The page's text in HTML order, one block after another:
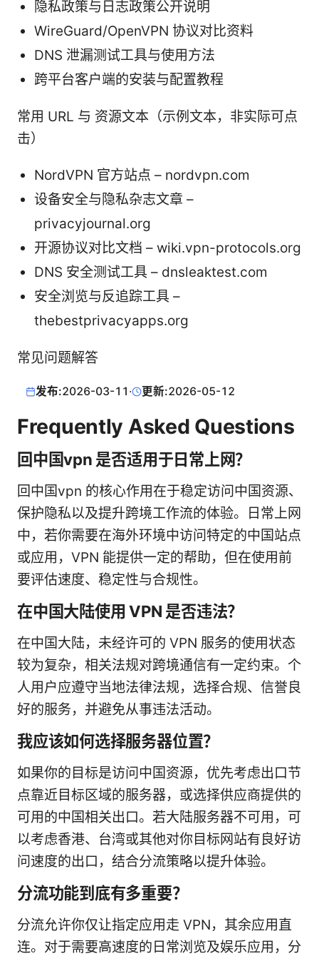
隐私政策与日志政策公开说明
WireGuard/OpenVPN 协议对比资料
DNS 泄漏测试工具与使用方法
跨平台客户端的安装与配置教程
常用 URL 与 资源文本（示例文本，非实际可点
击）
NordVPN 官方站点 – nordvpn.com
设备安全与隐私杂志文章 –
privacyjournal.org
开源协议对比文档 – wiki.vpn-protocols.org
DNS 安全测试工具 – dnsleaktest.com
安全浏览与反追踪工具 –
thebestprivacyapps.org
常见问题解答
发布:2026-03-11 · 更新:2026-05-12
Frequently Asked Questions
回中国vpn 是否适用于日常上网？
回中国vpn 的核心作用在于稳定访问中国资源、
保护隐私以及提升跨境工作流的体验。日常上网
中，若你需要在海外环境中访问特定的中国站点
或应用，VPN 能提供一定的帮助，但在使用前
要评估速度、稳定性与合规性。
在中国大陆使用 VPN 是否违法？
在中国大陆，未经许可的 VPN 服务的使用状态
较为复杂，相关法规对跨境通信有一定约束。个
人用户应遵守当地法律法规，选择合规、信誉良
好的服务，并避免从事违法活动。
我应该如何选择服务器位置？
如果你的目标是访问中国资源，优先考虑出口节
点靠近目标区域的服务器，或选择供应商提供的
可用的中国相关出口。若大陆服务器不可用，可
以考虑香港、台湾或其他对你目标网站有良好访
问速度的出口，结合分流策略以提升体验。
分流功能到底有多重要？
分流允许你仅让指定应用走 VPN，其余应用直
连。对于需要高速度的日常浏览及娱乐应用，分